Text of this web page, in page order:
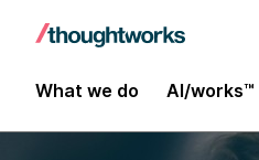
What we do AI/works™